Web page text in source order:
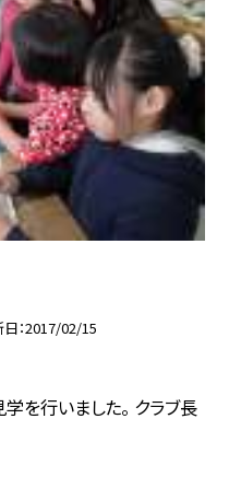
日 2017/02/15
を行いました。 クラブ長